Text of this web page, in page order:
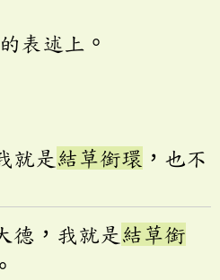
表述上。
就是結草銜環 ，也不
德，我就是結草銜